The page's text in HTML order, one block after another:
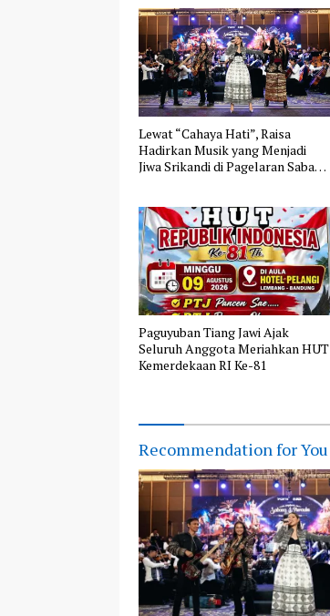
Lewat “Cahaya Hati”, Raisa
Hadirkan Musik yang Menjadi
Jiwa Srikandi di Pagelaran Sabang
Paguyuban Tiang Jawi Ajak
Seluruh Anggota Meriahkan HUT
Kemerdekaan RI Ke-81
Recommendation for You